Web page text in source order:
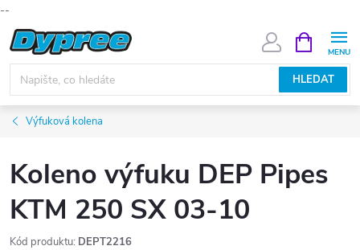
--
Přejít
na
obsah
HLEDAT
NÁKUPNÍ
KOŠÍK
Výfuková kolena
Koleno výfuku DEP Pipes
KTM 250 SX 03-10
Kód produktu: DEPT2216